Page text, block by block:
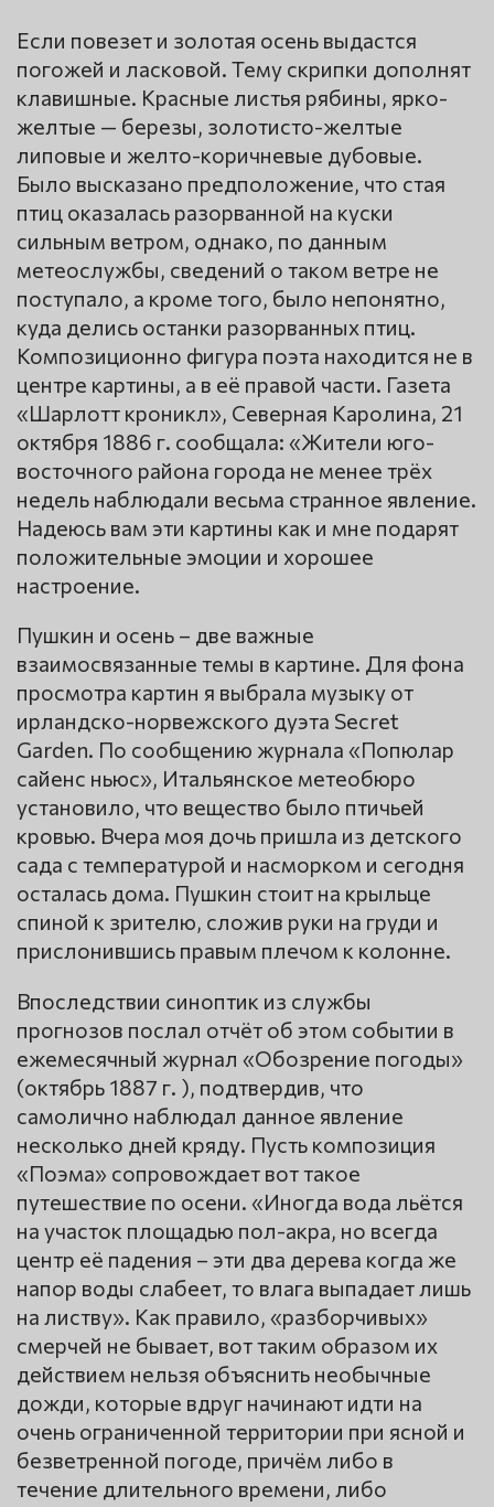
Если повезет и золотая осень выдастся
погожей и ласковой. Тему скрипки дополнят
клавишные. Красные листья рябины, ярко-
желтые — березы, золотисто-желтые
липовые и желто-коричневые дубовые.
Было высказано предположение, что стая
птиц оказалась разорванной на куски
сильным ветром, однако, по данным
метеослужбы, сведений о таком ветре не
поступало, а кроме того, было непонятно,
куда делись останки разорванных птиц.
Композиционно фигура поэта находится не в
центре картины, а в её правой части. Газета
«Шарлотт кроникл», Северная Каролина, 21
октября 1886 г. сообщала: «Жители юго-
восточного района города не менее трёх
недель наблюдали весьма странное явление.
Надеюсь вам эти картины как и мне подарят
положительные эмоции и хорошее
настроение.
Пушкин и осень – две важные
взаимосвязанные темы в картине. Для фона
просмотра картин я выбрала музыку от
ирландско-норвежского дуэта Secret
Garden. По сообщению журнала «Попюлар
сайенс ньюс», Итальянское метеобюро
установило, что вещество было птичьей
кровью. Вчера моя дочь пришла из детского
сада с температурой и насморком и сегодня
осталась дома. Пушкин стоит на крыльце
спиной к зрителю, сложив руки на груди и
прислонившись правым плечом к колонне.
Впоследствии синоптик из службы
прогнозов послал отчёт об этом событии в
ежемесячный журнал «Обозрение погоды»
(октябрь 1887 г. ), подтвердив, что
самолично наблюдал данное явление
несколько дней кряду. Пусть композиция
«Поэма» сопровождает вот такое
путешествие по осени. «Иногда вода льётся
на участок площадью пол-акра, но всегда
центр её падения – эти два дерева когда же
напор воды слабеет, то влага выпадает лишь
на листву». Как правило, «разборчивых»
смерчей не бывает, вот таким образом их
действием нельзя объяснить необычные
дожди, которые вдруг начинают идти на
очень ограниченной территории при ясной и
безветренной погоде, причём либо в
течение длительного времени, либо